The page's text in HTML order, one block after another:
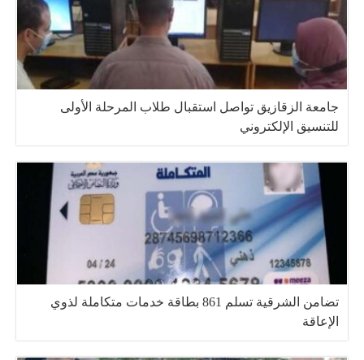
جامعة الزقازيق تواصل استقبال طلاب المرحلة الأولى
للتنسيق الإلكتروني
تضامن الشرقية تسلم 861 بطاقة خدمات متكاملة لذوي
الإعاقة